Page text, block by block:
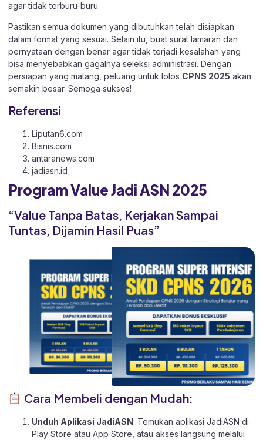
agar tidak terburu-buru.
Pastikan semua dokumen yang dibutuhkan telah disiapkan
dalam format yang sesuai. Selain itu, buat surat lamaran dan
pernyataan dengan benar agar tidak terjadi kesalahan yang
bisa menyebabkan gagalnya seleksi administrasi. Dengan
persiapan yang matang, peluang untuk lolos CPNS 2025 akan
semakin besar. Semoga sukses!
Referensi
Liputan6.com
Bisnis.com
antaranews.com
jadiasn.id
Program Value Jadi ASN 2025
“Value Tanpa Batas, Kerjakan Sampai
Tuntas, Dijamin Hasil Puas”
Cara Membeli dengan Mudah:
Unduh Aplikasi JadiASN: Temukan aplikasi JadiASN di
Play Store atau App Store , atau akses langsung melalui